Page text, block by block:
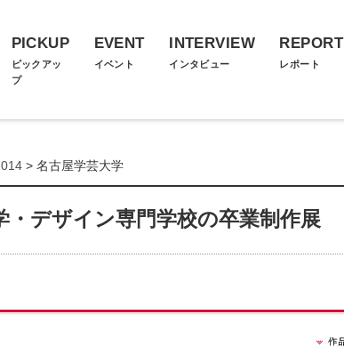
PICKUP
ピックアッ
プ
EVENT
イベント
INTERVIEW
インタビュー
REPORT
レポート
> 名古屋学芸大学
・デザイン専門学校の卒業制作展